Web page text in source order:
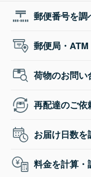
郵便番号を調
郵便局・
荷物のお問い
再配達のご依
お届け日数を
料金を計算・